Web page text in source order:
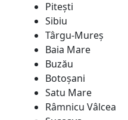
Piteşti
Sibiu
Târgu-Mureş
Baia Mare
Buzău
Botoşani
Satu Mare
Râmnicu Vâlcea